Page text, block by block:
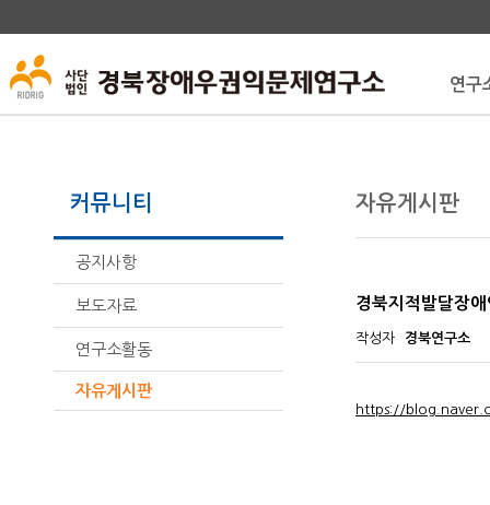
연구
커뮤니티
공지사항
보도자료
연구소활동
자유게시판
자유게시판
경북지적발달장
작성자 경북연구소
https://